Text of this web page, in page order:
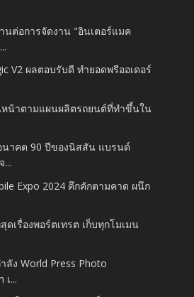
นต่อการจัดงาน "อินเตอร์แมค
V2 ผลตอบรับดี ทำยอดพรีออเดอร์
หน้าตามแผนผลิตรถยนต์ที่ทำขึ้นใน
นาคต 90 ปีของนิสสัน แบรนด์
...
Expo 2024 คึกคักตามคาด ผนึก
เรื่องพอร์ตเทรต เก็บทุกโมเมน
ลัง World Press Photo
เ...